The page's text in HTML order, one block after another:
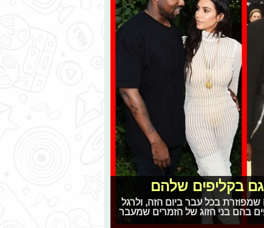
בקליפים שלהם
שמפוזרת בכל עבר ביום הזה, ולרגל
בהם בני הזוג של הזמרים שמעבר